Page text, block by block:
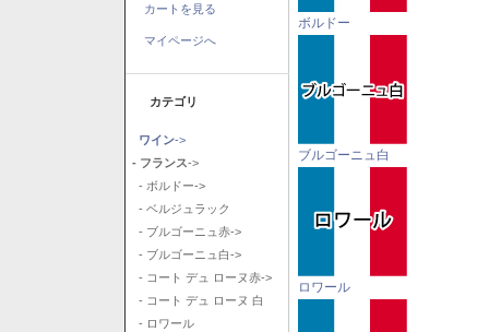
カートを見る
マイページへ
カテゴリ
ワイン->
- フランス->
- ボルドー->
- ベルジュラック
- ブルゴーニュ赤->
- ブルゴーニュ白->
- コート デュ ローヌ赤->
- コート デュ ローヌ 白
- ロワール
ボルドー
ブルゴーニュ白
ロワール